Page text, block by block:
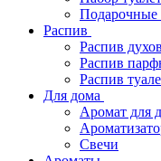
Подарочные
Распив
Распив духов
Распив
Распив
Для дома
Аромат для
Свечи